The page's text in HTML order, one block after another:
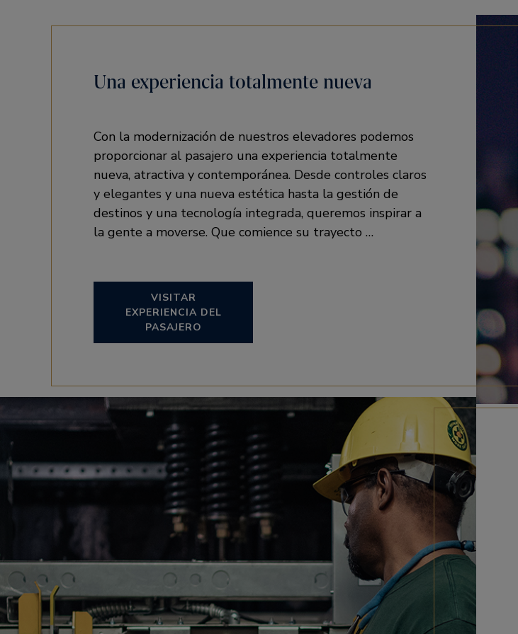
Una experiencia totalmente nueva
Con la modernización de nuestros elevadores podemos
proporcionar al pasajero una experiencia totalmente
nueva, atractiva y contemporánea. Desde controles claros
y elegantes y una nueva estética hasta la gestión de
destinos y una tecnología integrada, queremos inspirar a
la gente a moverse. Que comience su trayecto …
VISITAR
EXPERIENCIA DEL
PASAJERO